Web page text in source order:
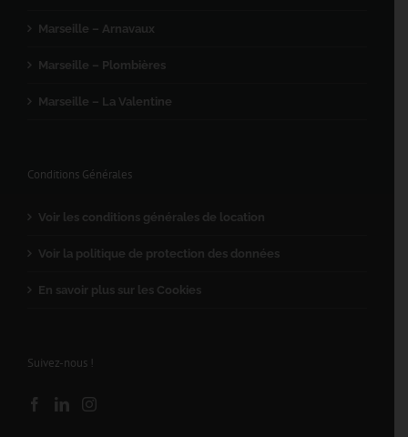
Marseille – Arnavaux
Marseille – Plombières
Marseille – La Valentine
Conditions Générales
Voir les conditions générales de location
Voir la politique de protection des données
En savoir plus sur les Cookies
Suivez-nous !